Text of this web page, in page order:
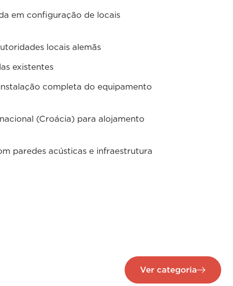
em configuração de locais
locais alemãs
existentes
completa do equipamento
(Croácia) para alojamento
paredes acústicas e infraestrutura
Ver categoria